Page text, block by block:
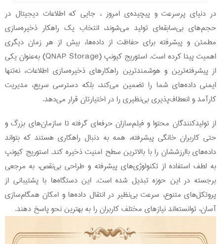
در دنیای پرسرعت و پیچیده‌ی امروز ، جایی که اطلاعات دیجیتال در
حجم‌های بی‌سابقه‌ای تولید می‌شوند، انتخاب یک راهکار ذخیره‌سازی
مطمئن و پیشرفته برای حفاظت از داده‌ها، بیش از هر زمان دیگری
اهمیت پیدا کرده است. استوریج کیونپ (QNAP Storage) به‌عنوان یکی
از پیشرفته‌ترین و هوشمندترین راهکارهای ذخیره‌سازی اطلاعات، نه‌تنها
ایمنی داده‌های شما را تضمین می‌کند، بلکه دسترسی سریع، مدیریت
کارآمد و انعطاف‌پذیری بی‌نظیری را در اختیارتان قرار می‌دهد.
از تولیدکنندگان محتوا و فیلم‌سازان حرفه‌ای گرفته تا سازمان‌های بزرگ و
حتی کاربران خانگی پیشرفته، همه به دنبال راهکاری هستند که بتواند
داده‌های باارزششان را با بالاترین سطح امنیت ذخیره کند. استوریج کیونپ
به لطف استفاده از تکنولوژی‌های پیشرفته و طراحی بی‌نقص، به مرجعی
برجسته در این حوزه تبدیل شده است. این دستگاه‌ها با پشتیبانی از
پروتکل‌های متنوع، سرعت بی‌نظیر در انتقال داده‌ها و امکان همگام‌سازی
آسان، توانسته‌اند نیازهای مختلف کاربران را به بهترین نحو پاسخ دهند.